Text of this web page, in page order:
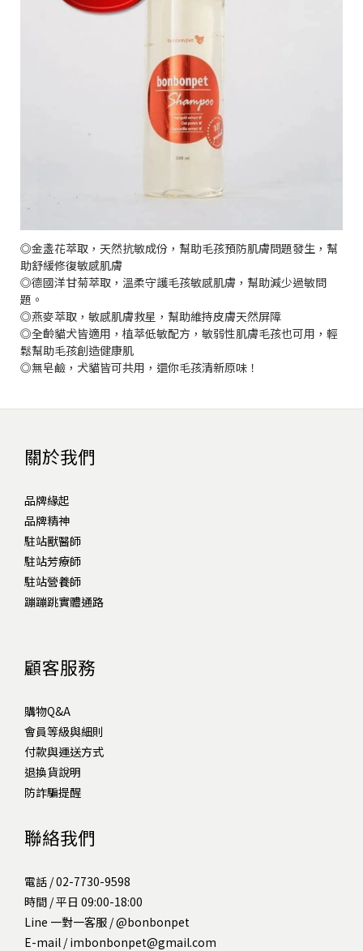
◎金盞花萃取，天然抗敏成份，幫助毛孩預防肌膚問題發生，幫
助舒緩修復敏感肌膚
◎德國洋甘菊萃取，溫柔守護毛孩敏感肌膚，幫助減少過敏問
題。
◎燕麥萃取，敏感肌膚救星，幫助維持皮膚天然屏障
◎全齡貓犬皆適用，植萃低敏配方，敏弱性肌膚毛孩也可用，輕
鬆幫助毛孩創造健康肌
◎無皂鹼，犬貓皆可共用，還你毛孩清新原味！
關於我們
品牌緣起
品牌精神
駐站獸醫師
駐站芳療師
駐站營養師
蹦蹦跳實體通路
顧客服務
購物Q&A
會員等級與細則
付款與運送方式
退換貨說明
防詐騙提醒
聯絡我們
電話 / 02-7730-9598
時間 / 平日 09:00-18:00
Line 一對一客服 /@bonbonpet
E-mail / imbonbonpet@gmail.com